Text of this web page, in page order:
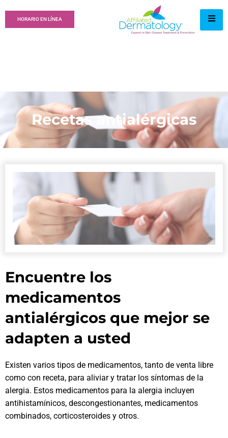
HORARIO EN LÍNEA
Recetas antialérgicas
Encuentre los
medicamentos
antialérgicos que mejor se
adapten a usted
Existen varios tipos de medicamentos, tanto de venta libre
como con receta, para aliviar y tratar los síntomas de la
alergia. Estos medicamentos para la alergia incluyen
antihistamínicos, descongestionantes, medicamentos
combinados, corticosteroides y otros.